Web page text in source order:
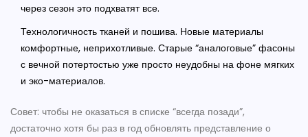
через сезон это подхватят все.
Технологичность тканей и пошива. Новые материалы
комфортные, неприхотливые. Старые “аналоговые” фасоны
с вечной потертостью уже просто неудобны на фоне мягких
и эко-материалов.
Совет: чтобы не оказаться в списке “всегда позади”,
достаточно хотя бы раз в год обновлять представление о